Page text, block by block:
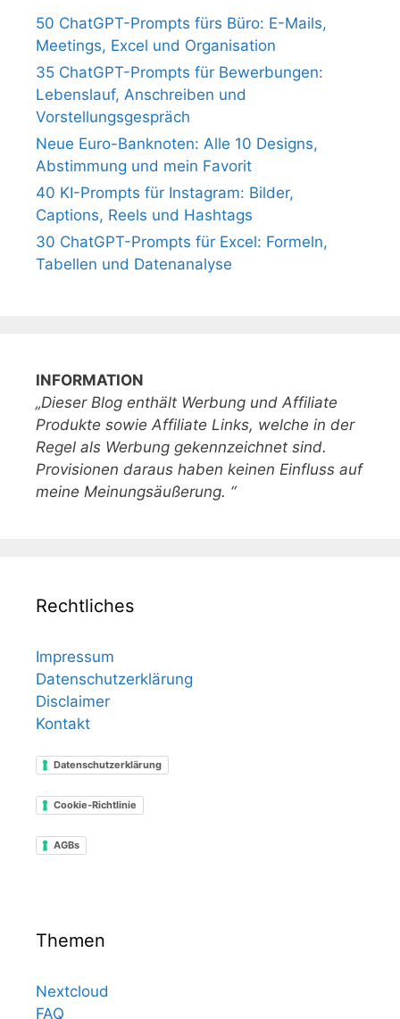
50 ChatGPT-Prompts fürs Büro: E-Mails,
Meetings, Excel und Organisation
35 ChatGPT-Prompts für Bewerbungen:
Lebenslauf, Anschreiben und
Vorstellungsgespräch
Neue Euro-Banknoten: Alle 10 Designs,
Abstimmung und mein Favorit
40 KI-Prompts für Instagram: Bilder,
Captions, Reels und Hashtags
30 ChatGPT-Prompts für Excel: Formeln,
Tabellen und Datenanalyse
INFORMATION
„Dieser Blog enthält Werbung und Affiliate
Produkte sowie Affiliate Links, welche in der
Regel als Werbung gekennzeichnet sind.
Provisionen daraus haben keinen Einfluss auf
meine Meinungsäußerung. “
Rechtliches
Impressum
Datenschutzerklärung
Disclaimer
Kontakt
Datenschutzerklärung
Cookie-Richtlinie
AGBs
Themen
Nextcloud
FAQ